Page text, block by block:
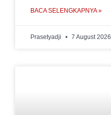
BACA SELENGKAPNYA »
Prasetyadji 7 August 2026